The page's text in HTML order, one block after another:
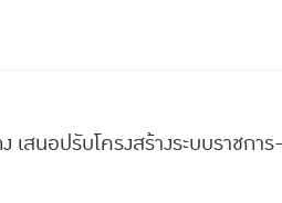
เสนอปรับโครงสร้างระบบราชก